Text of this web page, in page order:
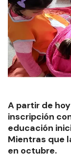
A partir de
inscripción
educación
Mientras que
en octubre.